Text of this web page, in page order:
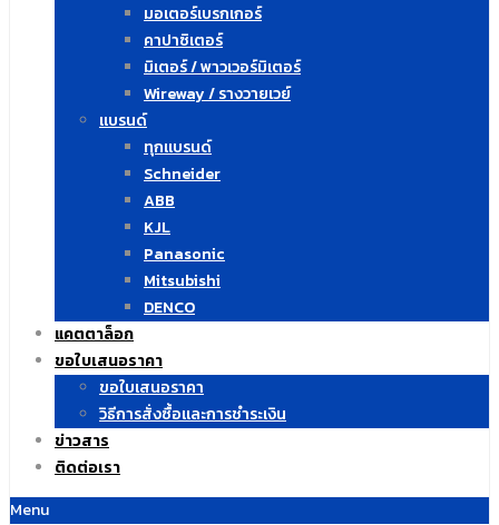
มอเตอร์เบรกเกอร์
คาปาซิเตอร์
มิเตอร์ / พาวเวอร์มิเตอร์
Wireway / รางวายเวย์
แบรนด์
ทุกแบรนด์
Schneider
ABB
KJL
Panasonic
Mitsubishi
DENCO
แคตตาล็อก
ขอใบเสนอราคา
ขอใบเสนอราคา
วิธีการสั่งซื้อและการชำระเงิน
ข่าวสาร
ติดต่อเรา
Menu